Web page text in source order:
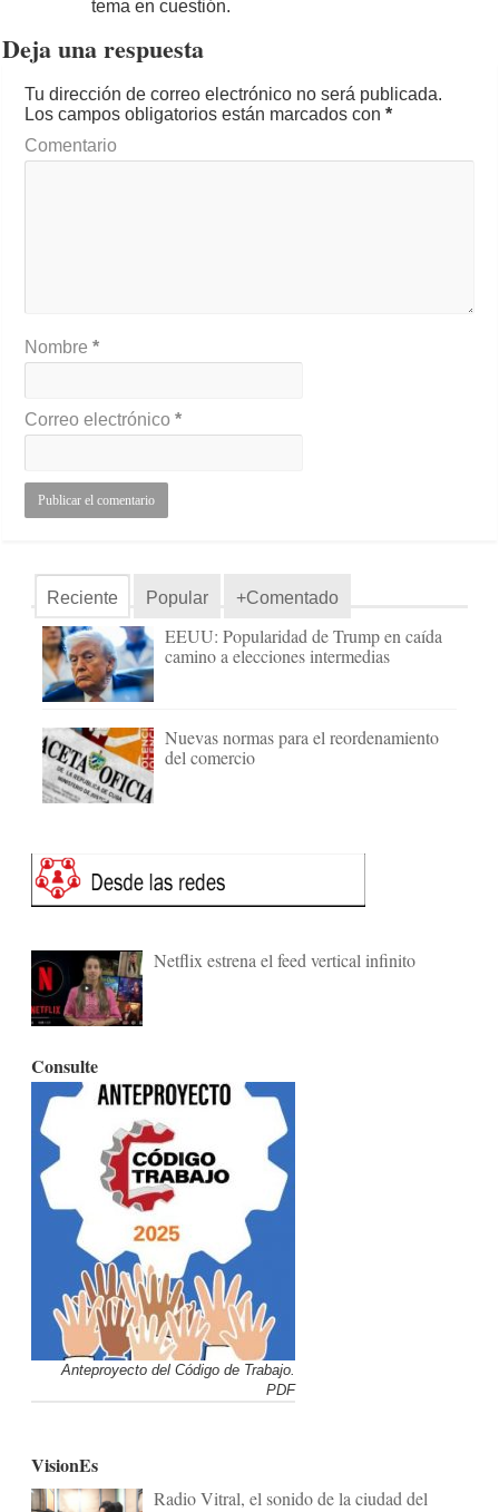
tema en cuestión.
Deja una respuesta
Tu dirección de correo electrónico no será publicada.
Los campos obligatorios están marcados con*
Comentario
Nombre*
Correo electrónico*
Reciente Popular +Comentado
EEUU: Popularidad de Trump en caída
camino a elecciones intermedias
Nuevas normas para el reordenamiento
del comercio
Netflix estrena el feed vertical infinito
Consulte
Anteproyecto del Código de Trabajo.
PDF
VisionEs
Radio Vitral, el sonido de la ciudad del